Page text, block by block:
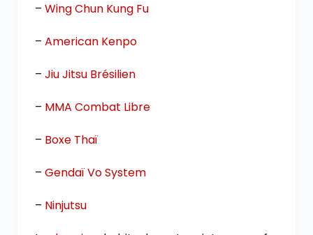
– Wing Chun Kung Fu
– American Kenpo
– Jiu Jitsu Brésilien
– MMA Combat Libre
– Boxe Thaï
– Gendaï Vo System
– Ninjutsu